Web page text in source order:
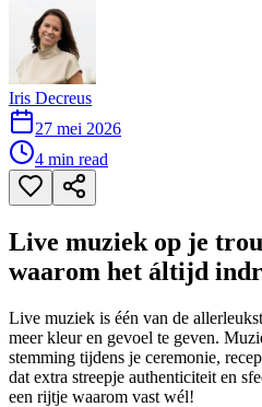
Iris Decreus
27 mei 2026
4 min read
Live muziek op je
waarom het áltijd
Live muziek is één van de
meer kleur en gevoel te geven.
stemming tijdens je ceremonie,
dat extra streepje authenticiteit en
een rijtje waarom vast wél!